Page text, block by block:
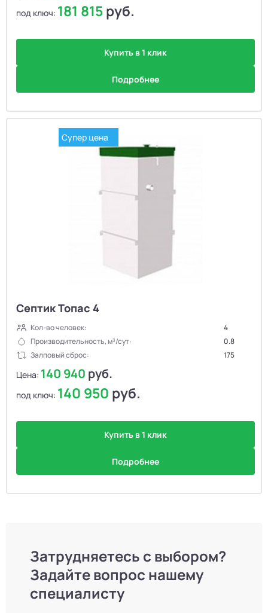
под ключ: 181 815руб.
Купить в 1 клик
Подробнее
Супер цена
Септик Топас 4
Кол-во человек:
4
Производительность, м³/сут:
0.8
Залповый сброс:
175
Цена: 140 940 руб.
под ключ: 140 950 руб.
Купить в 1 клик
Подробнее
Затрудняетесь с выбором?
Задайте вопрос нашему
специалисту